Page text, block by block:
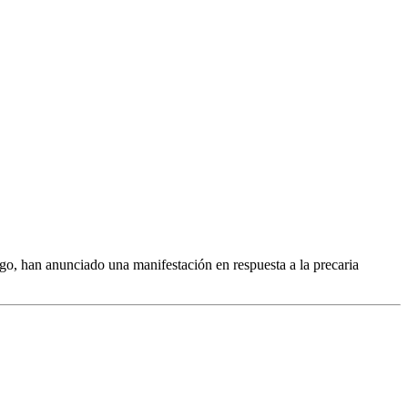
han anunciado una manifestación en respuesta a la precaria